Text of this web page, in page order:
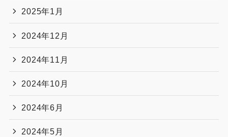
2025年1月
2024年12月
2024年11月
2024年10月
2024年6月
2024年5月